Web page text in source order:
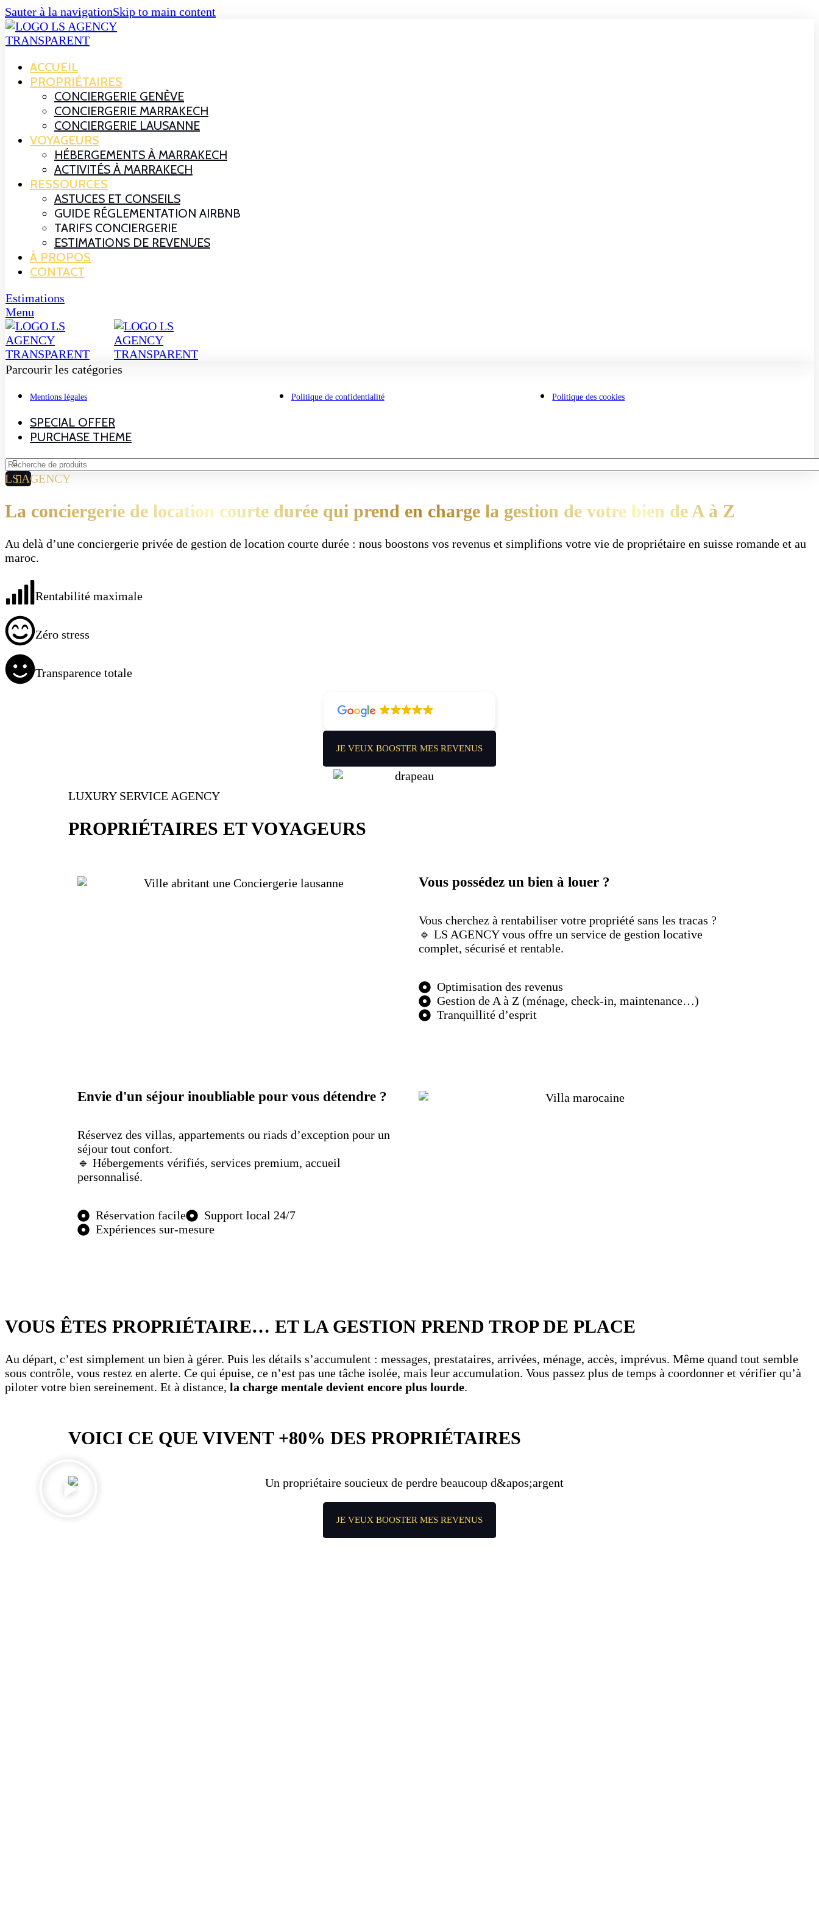
Sauter à la navigationSkip to main content
ACCUEIL
PROPRIÉTAIRES
CONCIERGERIE GENÈVE
CONCIERGERIE MARRAKECH
CONCIERGERIE LAUSANNE
VOYAGEURS
HÉBERGEMENTS À MARRAKECH
ACTIVITÉS À MARRAKECH
RESSOURCES
ASTUCES ET CONSEILS
GUIDE RÉGLEMENTATION AIRBNB
TARIFS CONCIERGERIE
ESTIMATIONS DE REVENUES
À PROPOS
CONTACT
Estimations
Menu
Parcourir les catégories
Mentions légales Politique de confidentialité Politique des cookies
SPECIAL OFFER
PURCHASE THEME
LS AGENCY
La conciergerie de location courte durée qui prend en charge la gestion de votre bien de A à Z
Au delà d’une conciergerie privée de gestion de location courte durée : nous boostons vos revenus et simplifions votre vie de propriétaire en suisse romande et au
maroc.
Rentabilité maximale
Zéro stress
Transparence totale
JE VEUX BOOSTER MES REVENUS
LUXURY SERVICE AGENCY
PROPRIÉTAIRES ET VOYAGEURS
Vous possédez un bien à louer ?
Vous cherchez à rentabiliser votre propriété sans les tracas ?
🔹 LS AGENCY vous offre un service de gestion locative
complet, sécurisé et rentable.
Optimisation des revenus
Gestion de A à Z (ménage, check-in, maintenance…)
Tranquillité d’esprit
Envie d'un séjour inoubliable pour vous détendre ?
Réservez des villas, appartements ou riads d’exception pour un
séjour tout confort.
🔹 Hébergements vérifiés, services premium, accueil
personnalisé.
Réservation facile
Support local 24/7
Expériences sur-mesure
VOUS ÊTES PROPRIÉTAIRE… ET LA GESTION PREND TROP DE PLACE
Au départ, c’est simplement un bien à gérer. Puis les détails s’accumulent : messages, prestataires, arrivées, ménage, accès, imprévus. Même quand tout semble
sous contrôle, vous restez en alerte. Ce qui épuise, ce n’est pas une tâche isolée, mais leur accumulation. Vous passez plus de temps à coordonner et vérifier qu’à
piloter votre bien sereinement. Et à distance, la charge mentale devient encore plus lourde.
VOICI CE QUE VIVENT +80% DES PROPRIÉTAIRES
JE VEUX BOOSTER MES REVENUS